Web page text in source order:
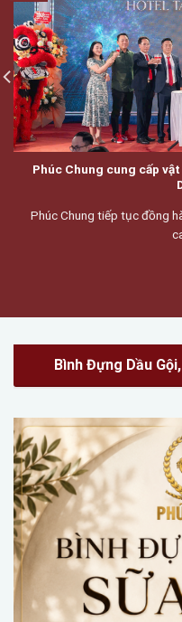
Phúc Chung cung cấp
Phúc Chung tiếp tục đồng
Bình Đựng Dầu